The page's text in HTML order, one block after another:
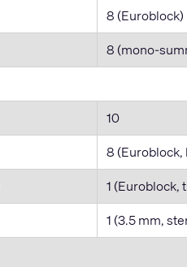
8 (Euroblock)
8 (mono-
10
8 (Euroblock,
1 (Euroblock,
1 (3.5 mm,